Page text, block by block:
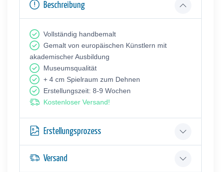
Beschreibung
Vollständig handbemalt
Gemalt von europäischen Künstlern mit
akademischer Ausbildung
Museumsqualität
+ 4 cm Spielraum zum Dehnen
Erstellungszeit: 8-9 Wochen
Kostenloser Versand!
Erstellungsprozess
Versand